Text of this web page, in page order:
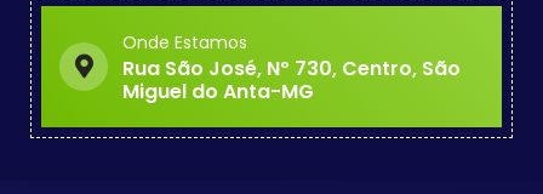
Onde Estamos
Rua São José, Nº 730, Centro, São
Miguel do Anta-MG